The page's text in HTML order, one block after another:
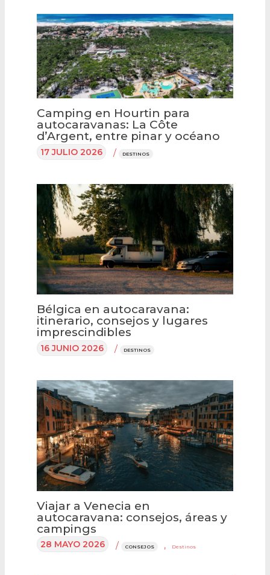
Camping en Hourtin para
autocaravanas: La Côte
d’Argent, entre pinar y océano
17 JULIO 2026 / DESTINOS
Bélgica en autocaravana:
itinerario, consejos y lugares
imprescindibles
16 JUNIO 2026 / DESTINOS
Viajar a Venecia en
autocaravana: consejos, áreas y
campings
28 MAYO 2026 / CONSEJOS , Destinos